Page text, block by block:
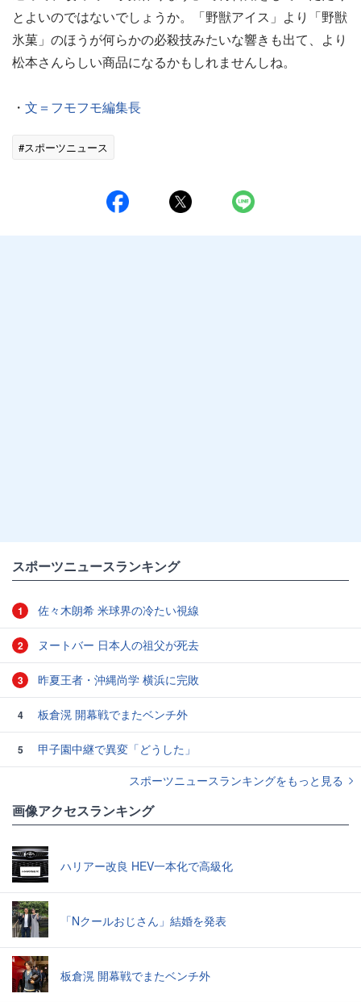
とよいのではないでしょうか。「野獣アイス」より「野獣
氷菓」のほうが何らかの必殺技みたいな響きも出て、より
松本さんらしい商品になるかもしれませんしね。
・ 文＝フモフモ編集長
#スポーツニュース
スポーツニュースランキング
1 佐々木朗希 米球界の冷たい視線
2 ヌートバー 日本人の祖父が死去
3 昨夏王者・沖縄尚学 横浜に完敗
4 板倉滉 開幕戦でまたベンチ外
5
甲子園中継で異変「どうした」
スポーツニュースランキングをもっと見る
画像アクセスランキング
ハリアー改良 HEV一本化で高級化
「Nクールおじさん」結婚を発表
板倉滉 開幕戦でまたベンチ外